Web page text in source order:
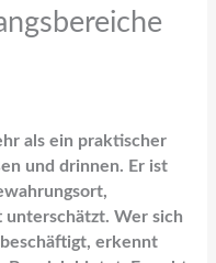
als ein praktischer
und drinnen. Er ist
unterschätzt. Wer sich
erkennt